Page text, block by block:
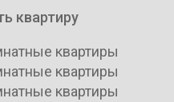
квартиру
квартиры
квартиры
квартиры